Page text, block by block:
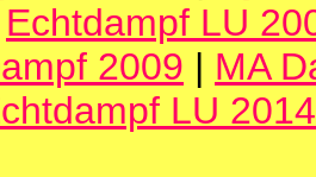
Echtdampf LU
2009 | MA
LU 2014